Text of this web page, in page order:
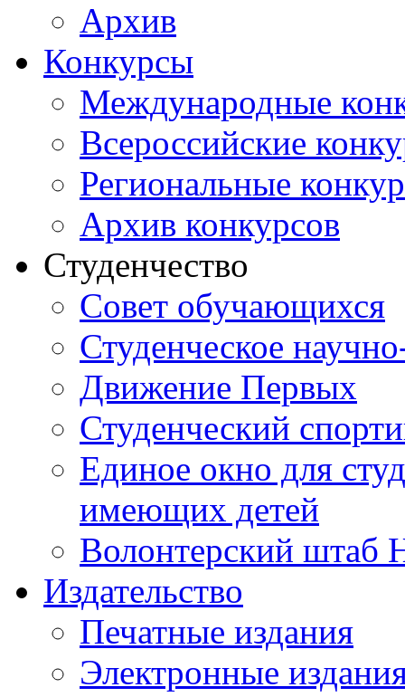
Архив
Конкурсы
Международные
Всероссийские
Региональные
Архив конкурсов
Студенчество
Совет обучающихся
Студенческое
Движение Первых
Студенческий
Единое окно для
имеющих детей
Волонтерский штаб
Издательство
Печатные издания
Электронные